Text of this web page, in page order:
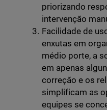
priorizando
intervenção
Facilidade de
enxutas em
médio porte, a
em apenas
correção e os
simplificam as
equipes se